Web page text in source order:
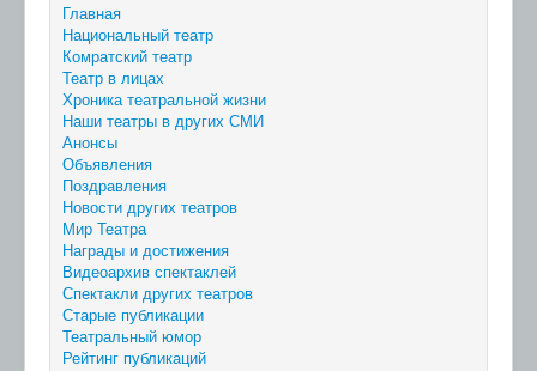
Главная
Национальный театр
Комратский театр
Театр в лицах
Хроника театральной жизни
Наши театры в других СМИ
Анонсы
Объявления
Поздравления
Новости других театров
Мир Театра
Награды и достижения
Видеоархив спектаклей
Спектакли других театров
Старые публикации
Театральный юмор
Рейтинг публикаций